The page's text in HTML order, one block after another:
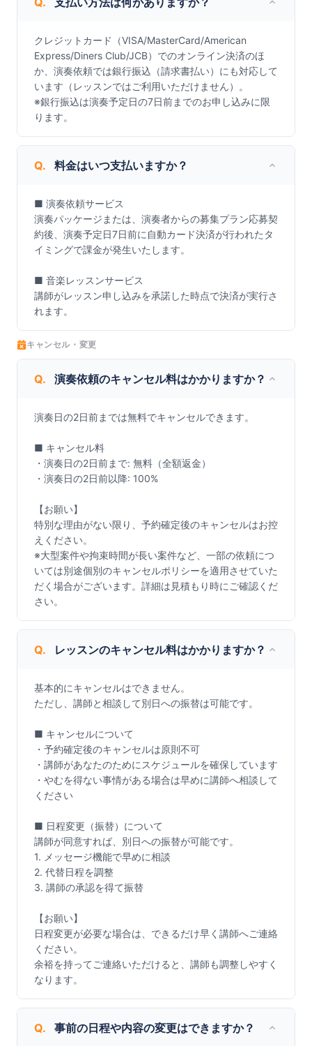
クレジットカード（VISA/MasterCard/American
Express/Diners Club/JCB）でのオンライン決済のほ
か、演奏依頼では銀行振込（請求書払い）にも対応して
います（レッスンではご利用いただけません）。
※銀行振込は演奏予定日の7日前までのお申し込みに限
ります。
Q. 料金はいつ支払いますか？
■ 演奏依頼サービス
演奏パッケージまたは、演奏者からの募集プラン応募契
約後、演奏予定日7日前に自動カード決済が行われたタ
イミングで課金が発生いたします。
■ 音楽レッスンサービス
講師がレッスン申し込みを承諾した時点で決済が実行さ
れます。
キャンセル・変更
Q. 演奏依頼のキャンセル料はかかりますか？
演奏日の2日前までは無料でキャンセルできます。
■ キャンセル料
・演奏日の2日前まで: 無料（全額返金）
・演奏日の2日前以降: 100%
【お願い】
特別な理由がない限り、予約確定後のキャンセルはお控
えください。
※大型案件や拘束時間が長い案件など、一部の依頼につ
いては別途個別のキャンセルポリシーを適用させていた
だく場合がございます。詳細は見積もり時にご確認くだ
さい。
Q. レッスンのキャンセル料はかかりますか？
基本的にキャンセルはできません。
ただし、講師と相談して別日への振替は可能です。
■ キャンセルについて
・予約確定後のキャンセルは原則不可
・講師があなたのためにスケジュールを確保しています
・やむを得ない事情がある場合は早めに講師へ相談して
ください
■ 日程変更（振替）について
講師が同意すれば、別日への振替が可能です。
1. メッセージ機能で早めに相談
2. 代替日程を調整
3. 講師の承認を得て振替
【お願い】
日程変更が必要な場合は、できるだけ早く講師へご連絡
ください。
余裕を持ってご連絡いただけると、講師も調整しやすく
なります。
Q. 事前の日程や内容の変更はできますか？